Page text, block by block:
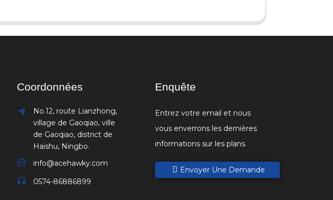
Coordonnées
No.12, route Lianzhong,
village de Gaoqiao, ville
de Gaoqiao, district de
Haishu, Ningbo.
info@acehawky.com
0574-86886899
Enquête
Entrez votre email et nous
vous enverrons les dernières
informations sur les plans.
Envoyer Une Demande